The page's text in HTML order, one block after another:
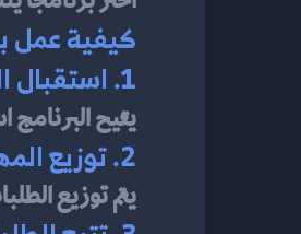
كيفية عمل
1. استقبال الطلبات
يتيح
2. توزيع المهام
يتم توزيع